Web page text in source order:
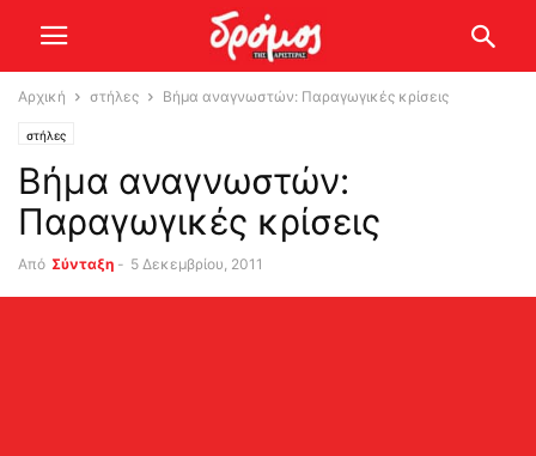
Αρχική στήλες Bήμα αναγνωστών: Παραγωγικές κρίσεις
στήλες
Bήμα αναγνωστών:
Παραγωγικές κρίσεις
Από Σύνταξη - 5 Δεκεμβρίου, 2011